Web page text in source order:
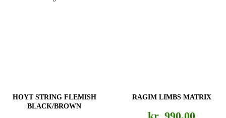
HOYT STRING FLEMISH
BLACK/BROWN
RAGIM LIMBS MATRIX